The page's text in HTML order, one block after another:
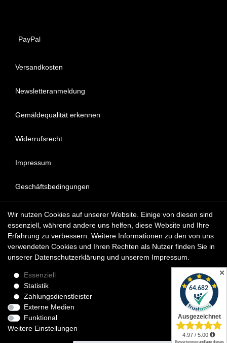
PayPal
Versandkosten
Newsletteranmeldung
Gemäldequalität erkennen
Widerrufsrecht
Impressum
Geschäftsbedingungen
Datenschutzerklärung
FAQ - Häufig gestellte Fragen
Copyright © 2022 KunstDepot24 BERLIN Exklusive Gemälde
*Die Lieferzeit für verfügbare Ölgemälde beträgt etwa 1 - 3
Werktage innerhalb Deutschland. Das Widerrufsrecht gilt für
Wir nutzen Cookies auf unserer Website. Einige von diesen sind
essenziell, während andere uns helfen, diese Website und Ihre
Erfahrung zu verbessern. Weitere Informationen zu den von uns
verwendeten Cookies und Ihren Rechten als Nutzer finden Sie in
unserer Daten­schutz­erklärung und unserem Impressum
Essenziell
Statistik
Zahlungsdienstleister
Externe Medien
Funktional
Weitere Einstellungen
✕